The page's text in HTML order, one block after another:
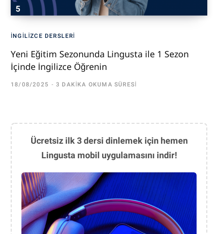
İNGILIZCE DERSLERI
Yeni Eğitim Sezonunda Lingusta ile 1 Sezon
İçinde İngilizce Öğrenin
18/08/2025 3 DAKIKA OKUMA SÜRESI
Ücretsiz ilk 3 dersi dinlemek için hemen
Lingusta mobil uygulamasını indir!